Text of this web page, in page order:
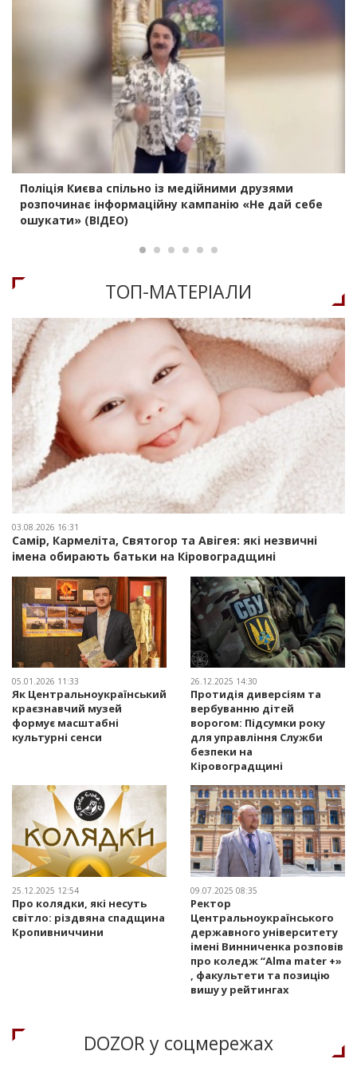
Поліція Києва спільно із медійними друзями
розпочинає інформаційну кампанію «Не дай себе
ошукати» (ВІДЕО)
ТОП-МАТЕРIАЛИ
03.08.2026 16:31
Самір, Кармеліта, Святогор та Авігея: які незвичні
імена обирають батьки на Кіровоградщині
05.01.2026 11:33
Як Центральноукраїнський
краєзнавчий музей
формує масштабні
культурні сенси
26.12.2025 14:30
Протидія диверсіям та
вербуванню дітей
ворогом: Підсумки року
для управління Служби
безпеки на
Кіровоградщині
25.12.2025 12:54
Про колядки, які несуть
світло: різдвяна спадщина
Кропивниччини
09.07.2025 08:35
Ректор
Центральноукраїнського
державного університету
імені Винниченка розповів
про коледж “Alma mater +»
, факультети та позицію
вишу у рейтингах
DOZOR у соцмережах